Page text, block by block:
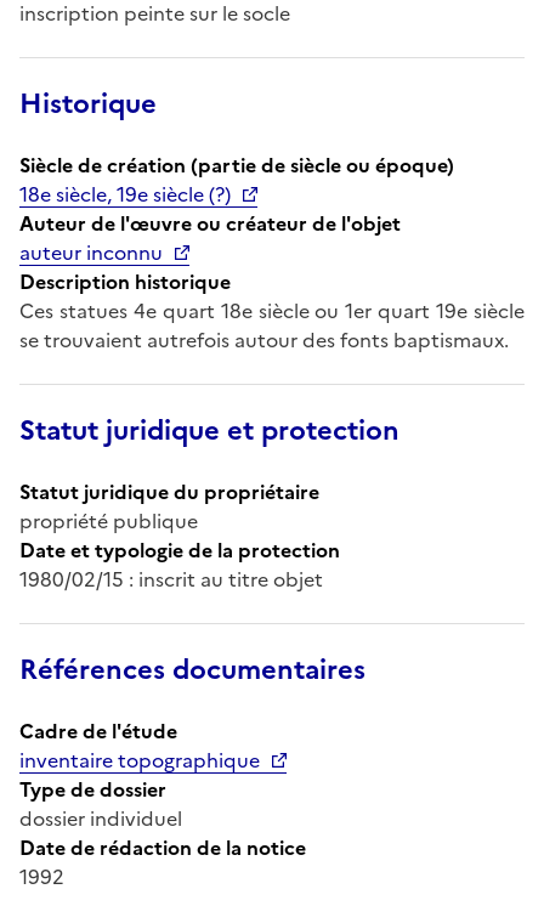
inscription peinte sur le socle
Historique
Siècle de création (partie de siècle ou époque)
18e siècle, 19e siècle (?)
Auteur de l'œuvre ou créateur de l'objet
auteur inconnu
Description historique
Ces statues 4e quart 18e siècle ou 1er quart 19e siècle
se trouvaient autrefois autour des fonts baptismaux.
Statut juridique et protection
Statut juridique du propriétaire
propriété publique
Date et typologie de la protection
1980/02/15 : inscrit au titre objet
Références documentaires
Cadre de l'étude
inventaire topographique
Type de dossier
dossier individuel
Date de rédaction de la notice
1992